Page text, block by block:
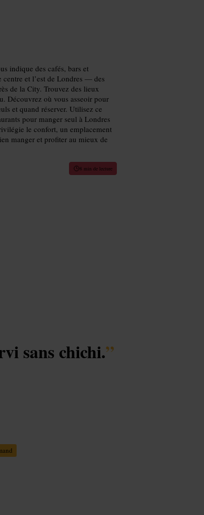
indique des cafés, bars et
et l’est de Londres — des
de la City. Trouvez des lieux
Découvrez où vous asseoir pour
et quand réserver. Utilisez ce
pour manger seul à Londres
le confort, un emplacement
manger et profiter au mieux de
8 min de lecture
sans chichi.”